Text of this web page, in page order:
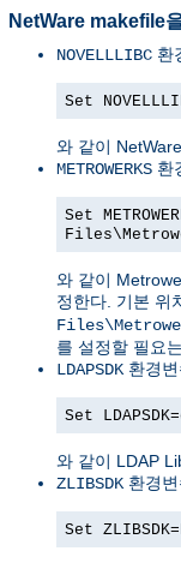
NetWare makefile
NOVELLLIBC 환
Set
와 같이
METROWERKS 환
Set
와 같이
정한다. 기본 위
를 설정할 필요
LDAPSDK 환경
Set
와 같이 LDAP
ZLIBSDK 환경
Set